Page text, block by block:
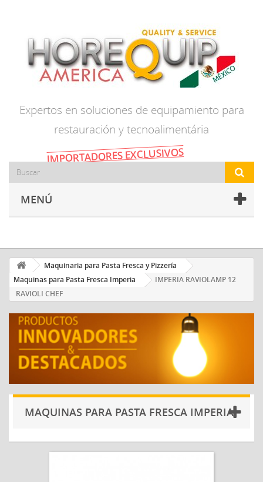
Expertos en soluciones de equipamiento para
restauración y tecnoalimentária
IMPORTADORES EXCLUSIVOS
MENÚ
Maquinaria para Pasta Fresca y Pizzería
Maquinas para Pasta Fresca Imperia
IMPERIA RAVIOLAMP 12
RAVIOLI CHEF
MAQUINAS PARA PASTA FRESCA IMPERIA